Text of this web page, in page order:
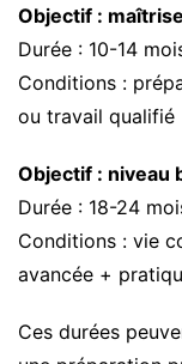
Objectif :
Durée : 10-14
Conditions :
ou travail qualifié
Objectif : niveau
Durée : 18-24
Conditions : vie
avancée +
Ces durées